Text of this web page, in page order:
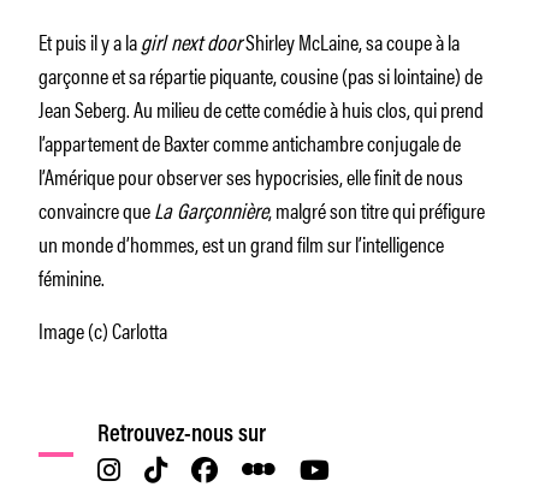
Et puis il y a lagirl next doorShirley McLaine, sa coupe à la
garçonne et sa répartie piquante, cousine (pas si lointaine) de
Jean Seberg. Au milieu de cette comédie à huis clos, qui prend
l’appartement de Baxter comme antichambre conjugale de
l’Amérique pour observer ses hypocrisies, elle finit de nous
convaincre queLa Garçonnière, malgré son titre qui préfigure
un monde d’hommes, est un grand film sur l’intelligence
féminine.
Image (c) Carlotta
Retrouvez-nous sur